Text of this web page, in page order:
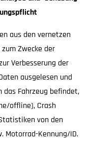
aus den vernetzen
Zwecke der
Verbesserung der
ausgelesen und
das Fahrzeug befindet,
offline), Crash
von den
Motorrad-Kennung/ID.